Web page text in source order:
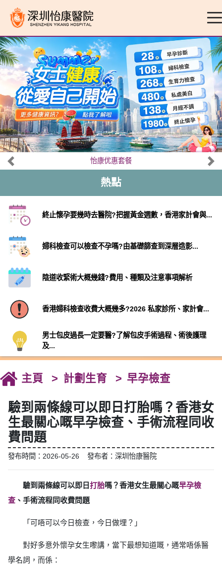
怡康优惠套餐
熱點
終止懷孕要幾時去醫院?把握黃金週數，香港家計會與...
婦科檢查可以檢查不孕嗎?由基礎篩查到深層造影...
陰道收緊術大概幾錢?費用、種類及注意事項解析
香港婦科檢查收費大概幾多?2026 私家診所、家計會...
男士包皮過長一定要醫?了解包皮手術過程、術後護理
及...
主頁 計劃生育 早孕檢查
驗到兩條線可以即日打胎嗎？香港女
生最關心嘅早孕檢查、手術流程同收
費問題
發布時間：2026-05-26 發布者：深圳怡康醫院
驗到兩條線可以即日打胎嗎？香港女生最關心嘅早孕檢
查 、手術流程同收費問題
「可唔可以今日檢查，今日做埋？」
對好多意外懷孕女生嚟講，當下最想知道嘅，通常唔係醫
學名詞，而係：